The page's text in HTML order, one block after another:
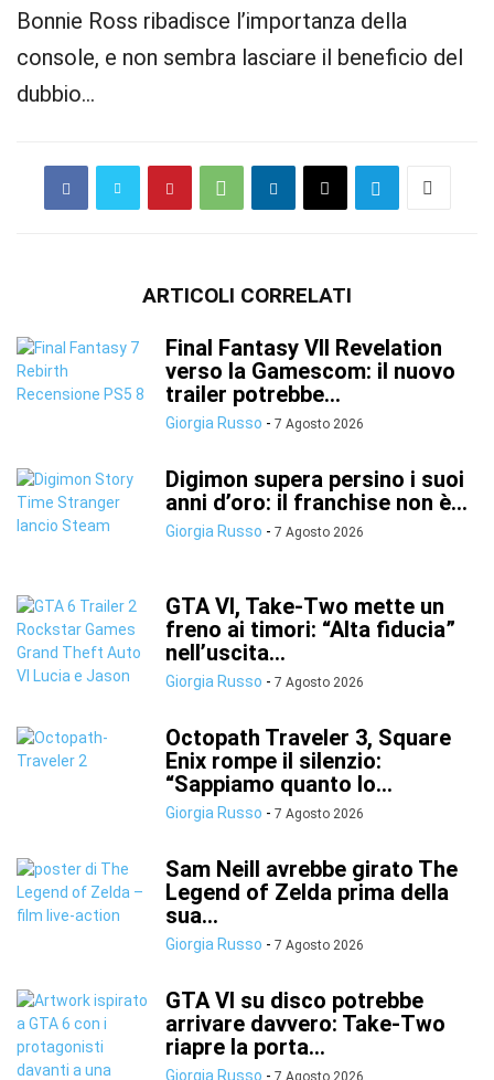
Bonnie Ross ribadisce l’importanza della
console, e non sembra lasciare il beneficio del
dubbio…
ARTICOLI CORRELATI
Final Fantasy VII Revelation
verso la Gamescom: il nuovo
trailer potrebbe...
Giorgia Russo - 7 Agosto 2026
Digimon supera persino i suoi
anni d’oro: il franchise non è...
Giorgia Russo - 7 Agosto 2026
GTA VI, Take-Two mette un
freno ai timori: “Alta fiducia”
nell’uscita...
Giorgia Russo - 7 Agosto 2026
Octopath Traveler 3, Square
Enix rompe il silenzio:
“Sappiamo quanto lo...
Giorgia Russo - 7 Agosto 2026
Sam Neill avrebbe girato The
Legend of Zelda prima della
sua...
Giorgia Russo - 7 Agosto 2026
GTA VI su disco potrebbe
arrivare davvero: Take-Two
riapre la porta...
Giorgia Russo - 7 Agosto 2026